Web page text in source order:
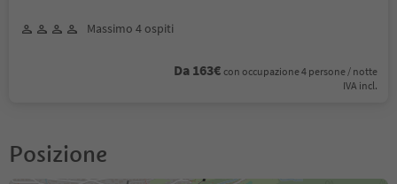
Massimo 4 ospiti
Da 163€ con occupazione 4 persone / notte
IVA incl.
Posizione